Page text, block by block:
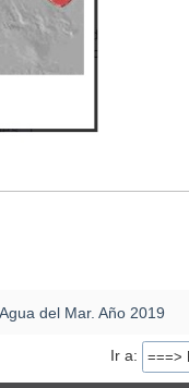
del Mar. Año 2019
Ir a